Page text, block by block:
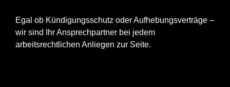
Egal ob Kündigungsschutz oder Aufhebungsverträge –
wir sind Ihr Ansprechpartner bei jedem
arbeitsrechtlichen Anliegen zur Seite.